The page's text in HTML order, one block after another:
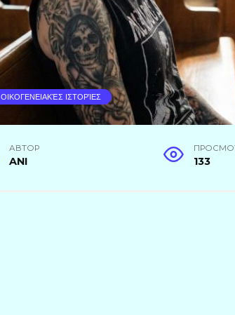
ΟΙΚΟΓΕΝΕΙΑΚΈΣ ΙΣΤΟΡΊΕΣ
АВТОР
ANI 133